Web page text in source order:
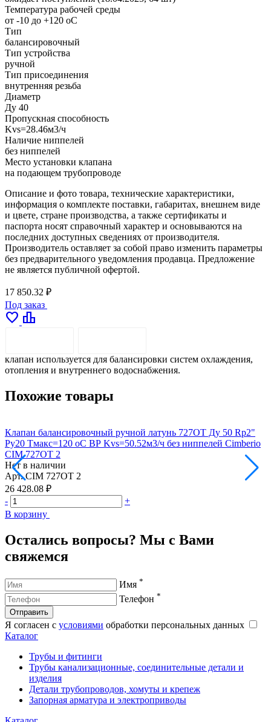
Температура рабочей среды
от -10 до +120 oC
Тип
балансировочный
Тип устройства
ручной
Тип присоединения
внутренняя резьба
Диаметр
Ду 40
Пропускная способность
Kvs=28.46м3/ч
Наличие ниппелей
без ниппелей
Место установки клапана
на подающем трубопроводе
Описание и фото товара, технические характеристики,
информация о комплекте поставки, габаритах, внешнем виде
и цвете, стране производства, а также сертификаты и
паспорта носят справочный характер и основываются на
последних доступных сведениях от производителя.
Производитель оставляет за собой право изменить параметры
без предварительного уведомления продавца. Предложение
не является публичной офертой.
17 850.32 ₽
Под заказ
favorite leaderboard
клапан используется для балансировки систем охлаждения,
отопления и внутреннего водоснабжения.
Похожие товары
Клапан балансировочный ручной латунь 727ОТ Ду 50 Rp2"
Ру20 Тмакс=120 оС ВР Kvs=50.52м3/ч без ниппелей Cimberio
CIM 727OT 2
Нет в наличии
Арт. CIM 727OT 2
26 428.08 ₽
-
+
В корзину
Остались вопросы? Мы с Вами
свяжемся
Имя *
Телефон *
Отправить
Я согласен с условиями обработки персональных данных
Каталог
Трубы и фитинги
Трубы канализационные, соединительные детали и
изделия
Детали трубопроводов, хомуты и крепеж
Запорная арматура и электроприводы